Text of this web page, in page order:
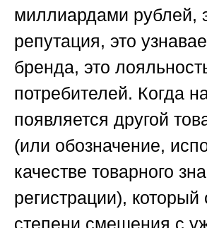
миллиардами рублей,
репутация, это
бренда, это
потребителей. Когда
появляется другой
(или обозначение,
качестве товарного
регистрации), который
степени смешения с